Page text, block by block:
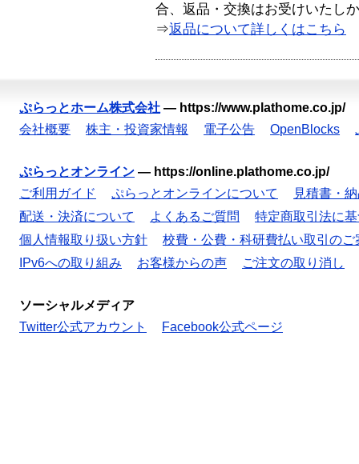
合、返品・交換はお受けいたし
⇒返品について詳しくはこちら
ぷらっとホーム株式会社 — https://www.plathome.co.jp/
会社概要
株主・投資家情報 電子公告 OpenBlocks
ぷらっとオンライン — https://online.plathome.co.jp/
ご利用ガイド
ぷらっとオンラインについて
見積書・
配送・決済について
よくあるご質問
特定商取引法に
個人情報取り扱い方針
校費・公費・科研費払い取引のご
IPv6への取り組み
お客様からの声 ご注文の取り消し
ソーシャルメディア
Twitter公式アカウント
Facebook公式ページ